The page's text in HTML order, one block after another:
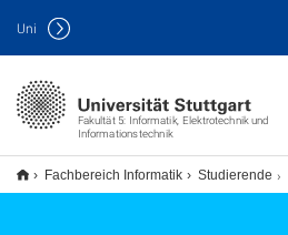
Fakultät 5: Informatik, Elektrotechnik und
Informationstechnik
Uni
Fachbereich Informatik Studierende